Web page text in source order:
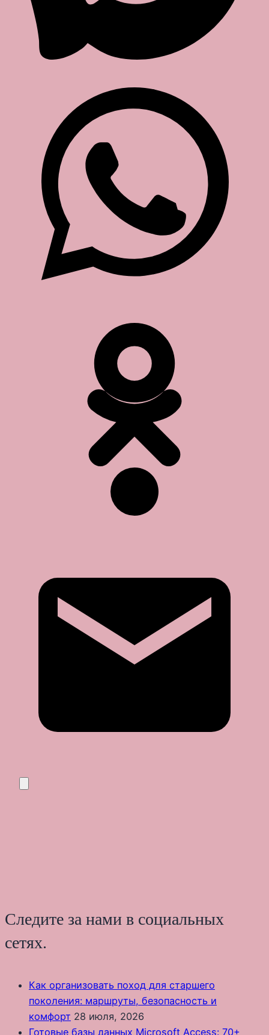
Следите за нами в социальных
сетях.
Как организовать поход для старшего
поколения: маршруты, безопасность и
комфорт 28 июля, 2026
Готовые базы данных Microsoft Access: 70+